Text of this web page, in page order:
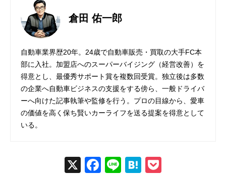
倉田 佑一郎
自動車業界歴20年。24歳で自動車販売・買取の大手FC本
部に入社。加盟店へのスーパーバイジング（経営改善）を
得意とし、最優秀サポート賞を複数回受賞。独立後は多数
の企業へ自動車ビジネスの支援をする傍ら、一般ドライバ
ーへ向けた記事執筆や監修を行う。プロの目線から、愛車
の価値を高く保ち賢いカーライフを送る提案を得意として
いる。
X
Fac
Line
Hat